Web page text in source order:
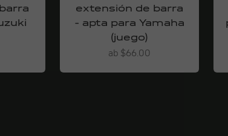
extensión de barra
- apta para Yamaha
(juego)
Angebot
ab $66.00